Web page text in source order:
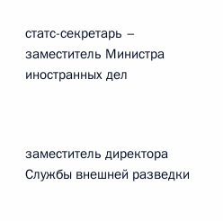
статс-секретарь –
заместитель Министра
иностранных дел
заместитель директора
Службы внешней разведки